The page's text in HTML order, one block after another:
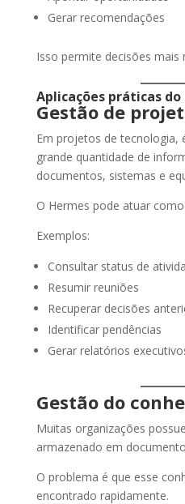
Gerar recomendações
Isso permite decisões mais
Aplicações práticas do
Gestão de
Em projetos de tecnologia,
grande quantidade de
documentos, sistemas e
O Hermes pode atuar
Exemplos:
Consultar status de
Resumir reuniões
Recuperar decisões
Identificar pendências
Gerar relatórios
Gestão do
Muitas organizações
armazenado em
O problema é que esse
encontrado rapidamente.